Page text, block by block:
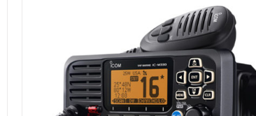
DETAILS